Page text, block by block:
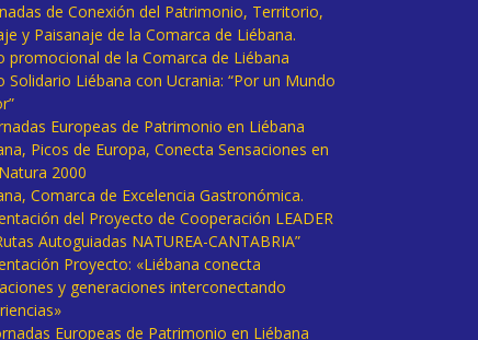
de Conexión del Patrimonio, Territorio,
y Paisanaje de la Comarca de Liébana.
promocional de la Comarca de Liébana
Solidario Liébana con Ucrania: “Por un Mundo
Europeas de Patrimonio en Liébana
Picos de Europa, Conecta Sensaciones en
2000
Comarca de Excelencia Gastronómica.
del Proyecto de Cooperación LEADER
Autoguiadas NATUREA-CANTABRIA”
Proyecto: «Liébana conecta
y generaciones interconectando
Europeas de Patrimonio en Liébana